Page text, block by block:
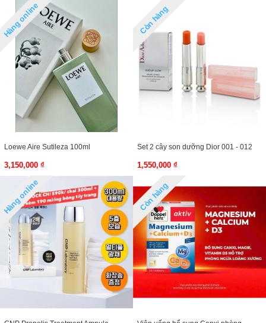
Hàng online
Loewe Aire Sutileza 100ml
3,150,000 ₫
Còn hàng
Set 2 cây son dưỡng Dior 001 - 012
1,550,000 ₫
Hàng online Còn hàng